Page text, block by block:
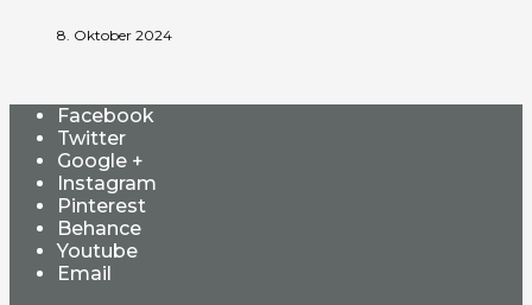
8. Oktober 2024
Facebook
Twitter
Google +
Instagram
Pinterest
Behance
Youtube
Email